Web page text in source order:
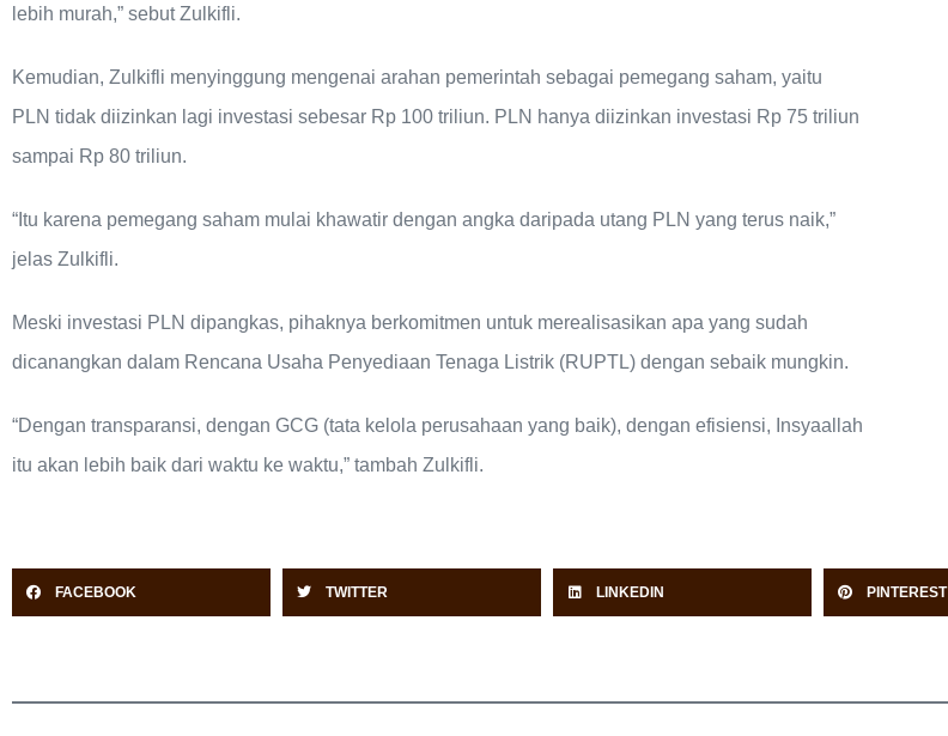
lebih murah,” sebut Zulkifli.
Kemudian, Zulkifli menyinggung mengenai arahan pemerintah sebagai pemegang saham, yaitu
PLN tidak diizinkan lagi investasi sebesar Rp 100 triliun. PLN hanya diizinkan investasi Rp 75 triliun
sampai Rp 80 triliun.
“Itu karena pemegang saham mulai khawatir dengan angka daripada utang PLN yang terus naik,”
jelas Zulkifli.
Meski investasi PLN dipangkas, pihaknya berkomitmen untuk merealisasikan apa yang sudah
dicanangkan dalam Rencana Usaha Penyediaan Tenaga Listrik (RUPTL) dengan sebaik mungkin.
“Dengan transparansi, dengan GCG (tata kelola perusahaan yang baik), dengan efisiensi, Insyaallah
itu akan lebih baik dari waktu ke waktu,” tambah Zulkifli.
FACEBOOK TWITTER LINKEDIN PINTEREST